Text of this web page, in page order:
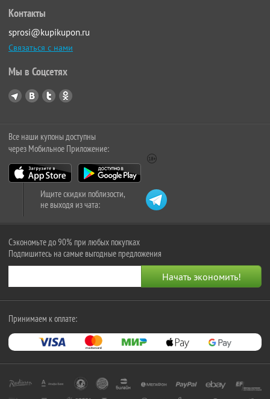
Контакты
sprosi@kupikupon.ru
Связаться с нами
Мы в Соцсетях
Все наши купоны доступны
через Мобильное Приложение:
Ищите скидки поблизости,
не выходя из чата:
Сэкономьте до 90% при любых покупках
Подпишитесь на самые выгодные предложения
Принимаем к оплате: